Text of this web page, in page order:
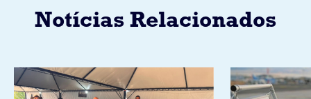
Notícias Relacionados